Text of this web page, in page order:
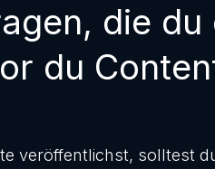
die
du
veröffentlichst, solltest